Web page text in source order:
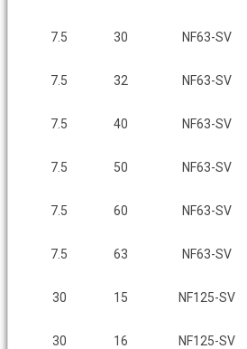
7.5 30 NF63-SV
7.5 32 NF63-SV
7.5 40 NF63-SV
7.5 50 NF63-SV
7.5 60 NF63-SV
7.5 63 NF63-SV
30 15 NF125-SV
30 16 NF125-SV